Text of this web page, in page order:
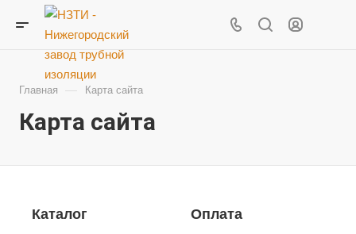
Главная — Карта сайта
Карта сайта
Каталог Оплата